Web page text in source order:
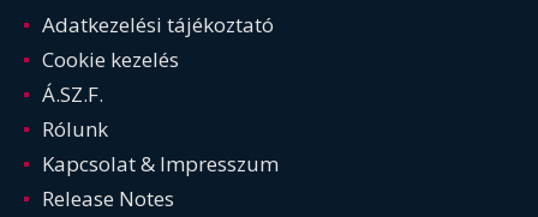
Adatkezelési tájékoztató
Cookie kezelés
Á.SZ.F.
Rólunk
Kapcsolat & Impresszum
Release Notes